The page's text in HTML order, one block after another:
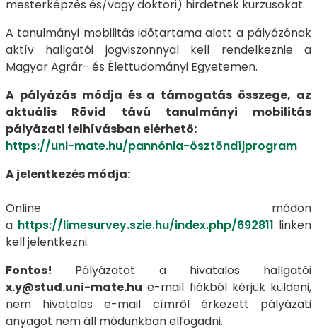
mesterképzés és/vagy doktori) hirdetnek kurzusokat.
A tanulmányi mobilitás időtartama alatt a pályázónak
aktív hallgatói jogviszonnyal kell rendelkeznie a
Magyar Agrár- és Élettudományi Egyetemen.
A pályázás módja és a támogatás összege, az
aktuális Rövid távú tanulmányi mobilitás
pályázati felhívásban elérhető:
https://uni-mate.hu/pannónia-ösztöndíjprogram
A jelentkezés módja:
Online módon
a https://limesurvey.szie.hu/index.php/692811 linken
kell jelentkezni.
Fontos! Pályázatot a hivatalos hallgatói
x.y@stud.uni-mate.hu e-mail fiókból kérjük küldeni,
nem hivatalos e-mail címről érkezett pályázati
anyagot nem áll módunkban elfogadni.